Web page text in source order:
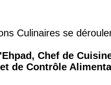
Culinaires se
Chef de
de Contrôle